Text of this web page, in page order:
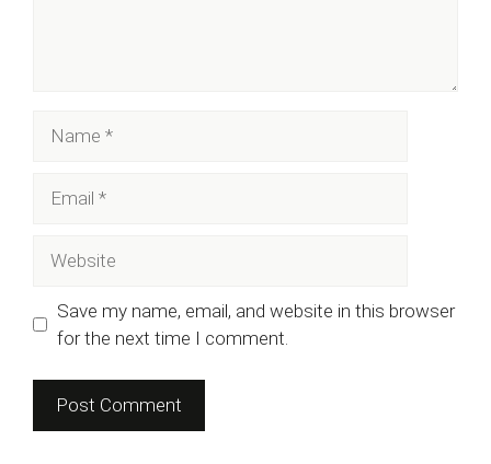
Save my name, email, and website in this browser
for the next time I comment.